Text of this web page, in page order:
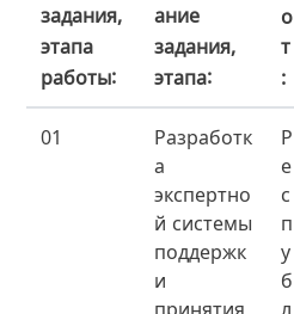
задания,
этапа
работы
ание
задания,
этапа
о
т
01
Разработк
а
экспертно
й системы
поддержк
и
принятия
Р
е
с
п
у
б
л